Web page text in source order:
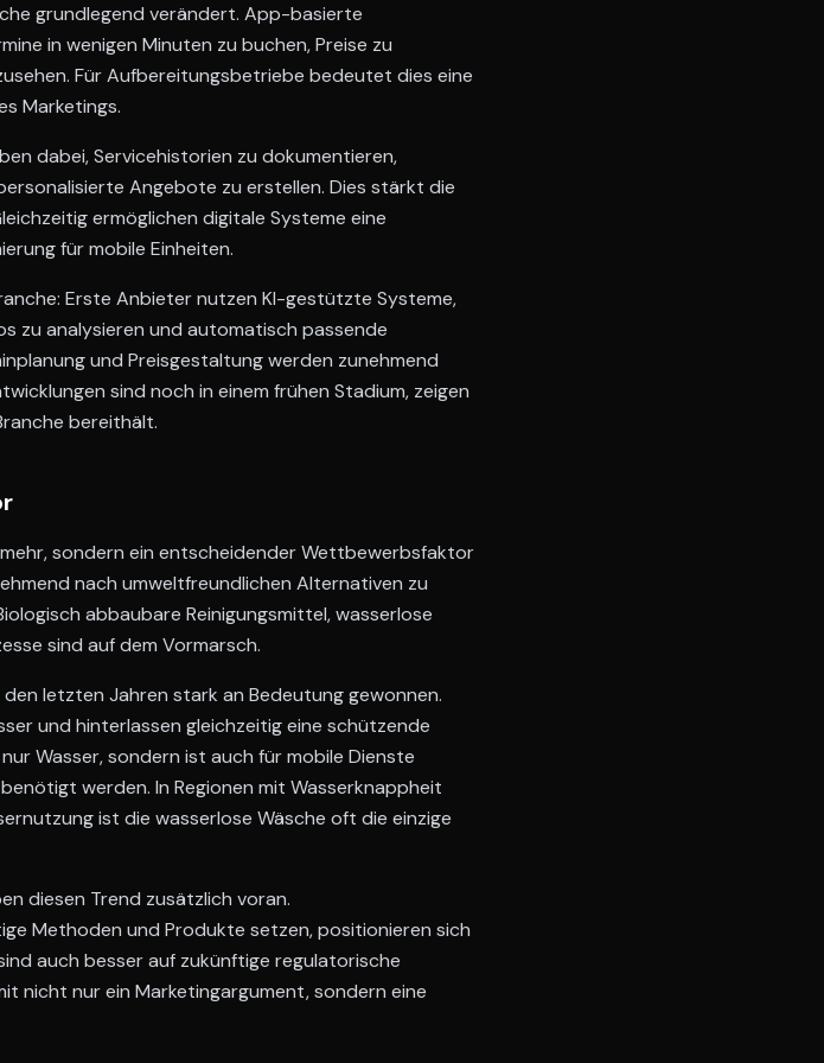
grundlegend verändert. App-basierte
in wenigen Minuten zu buchen, Preise zu
Für Aufbereitungsbetriebe bedeutet dies eine
Marketings.
dabei, Servicehistorien zu dokumentieren,
Angebote zu erstellen. Dies stärkt die
ermöglichen digitale Systeme eine
für mobile Einheiten.
Erste Anbieter nutzen KI-gestützte Systeme,
zu analysieren und automatisch passende
und Preisgestaltung werden zunehmend
sind noch in einem frühen Stadium, zeigen
bereithält.
sondern ein entscheidender Wettbewerbsfaktor
nach umweltfreundlichen Alternativen zu
abbaubare Reinigungsmittel, wasserlose
sind auf dem Vormarsch.
letzten Jahren stark an Bedeutung gewonnen.
und hinterlassen gleichzeitig eine schützende
Wasser, sondern ist auch für mobile Dienste
werden. In Regionen mit Wasserknappheit
ist die wasserlose Wäsche oft die einzige
diesen Trend zusätzlich voran.
Methoden und Produkte setzen, positionieren sich
auch besser auf zukünftige regulatorische
nicht nur ein Marketingargument, sondern eine